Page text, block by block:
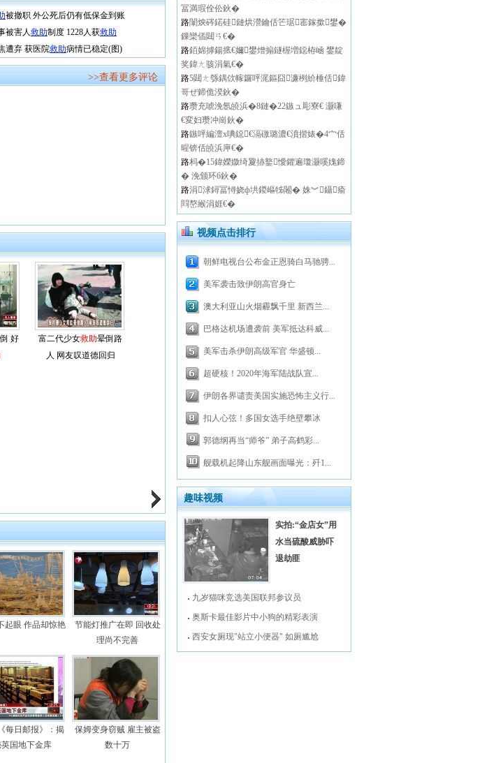
被撤职 外公死后仍有低保金到账
被害人救助制度 1228人获救助
遭弃 获医院救助病情已稳定(图)
>>查看更多评论
好
富二代少女救助晕倒路
人 网友叹道德回归
起眼 作品却惊艳
节能灯推广在即 回收处
理尚不完善
每日邮报》：揭
国地下金库
保姆变身窃贼 雇主被盗
数十万
冨満瑕佺伀鈥�
路闈炴硶鍩硅鏈烘瀯鑰佸笀琚寚鎵撳鐢�
鏁欒偛閮ㄢ€�
路銆婂摢鍚掋€嬭鐢熷搧鐩楃増鐚栫崡 鐢靛
奖鍏ㄤ骇涓氣€�
路5閮ㄤ綔鍝佽幏鑼呯浘鏂囧濂栵紒棰佸鍏
哥ぜ鍗佹湀鈥�
路瓒充唬浼氬皢浜�8鏈�22鏃ュ彫寮€ 灏嗛
€変妇瓒冲崗鈥�
路鏃呯編澶х唺鐚€滆礉璐濃€濆揩婊�4宀佸
暒锛佸皢浜庘€�
路杩�15鍏嬫媺绮夐捇鐜懓鑺遍瓊灏嗘媿鍗
� 浼颁环6鈥�
路涓浗鐞冨憳娆ф垬鍐嶇牬闂� 姝︾鑷瘉
閰嶅緱涓娾€�
视频点击排行
朝鲜电视台公布金正恩骑白马驰骋...
美军袭击致伊朗高官身亡
澳大利亚山火烟霾飘千里 新西兰...
巴格达机场遭袭前 美军抵达科威...
美军击杀伊朗高级军官 华盛顿...
超硬核！2020年海军陆战队宣...
伊朗各界谴责美国实施恐怖主义行...
扣人心弦！多国女选手绝壁攀冰
郭德纲再当“师爷” 弟子高鹤彩...
舰载机起降山东舰画面曝光：歼1...
趣味视频
实拍:“金店女”用
水当硫酸威胁吓
退劫匪
九岁猫咪竞选美国联邦参议员
奥斯卡最佳影片中小狗的精彩表演
西安女厕现"站立小便器" 如厕尴尬